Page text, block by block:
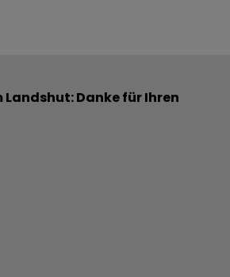
Danke für Ihren